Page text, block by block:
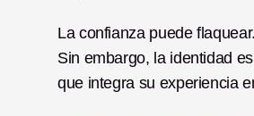
La confianza puede
Sin embargo, la identidad
que integra su experiencia